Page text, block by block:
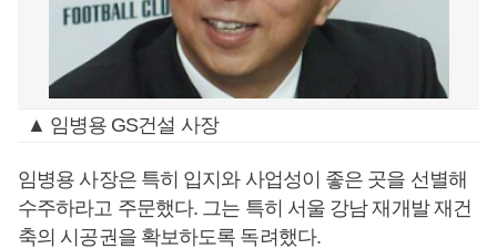
▲ 임병용 GS건설 사장
임병용 사장은 특히 입지와 사업성이 좋은 곳을 선별해
수주하라고 주문했다. 그는 특히 서울 강남 재개발 재건
축의 시공권을 확보하도록 독려했다.